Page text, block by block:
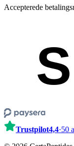
Accepterede
Trustpilot4,4·50